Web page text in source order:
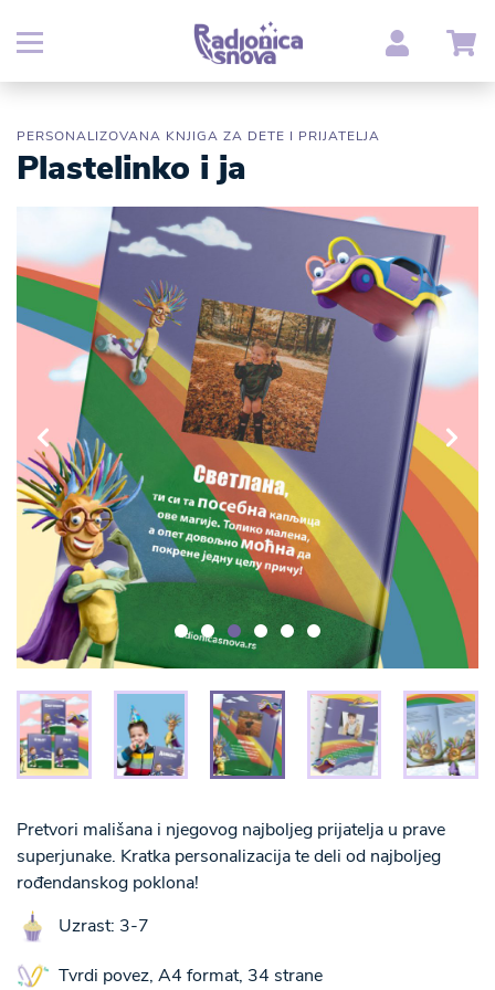
PERSONALIZOVANA KNJIGA ZA DETE I PRIJATELJA
Plastelinko i ja
Pretvori mališana i njegovog najboljeg prijatelja u prave
superjunake. Kratka personalizacija te deli od najboljeg
rođendanskog poklona!
Uzrast: 3-7
Tvrdi povez, A4 format, 34 strane